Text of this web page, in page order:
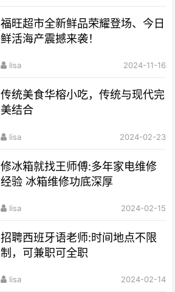
福旺超市全新鲜品荣耀登场、今日
鲜活海产震撼来袭！
lisa 2024-11-16
传统美食华榕小吃，传统与现代完
美结合
lisa 2024-02-23
修冰箱就找王师傅:多年家电维修
经验 冰箱维修功底深厚
lisa 2024-02-15
招聘西班牙语老师:时间地点不限
制，可兼职可全职
lisa 2024-02-14